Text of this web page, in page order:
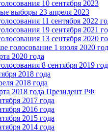
10 сентября 2023
выборы 23 апреля 2023
11 сентября 2022
19 сентября 2021
13 сентября 2020
голосование 1 июля 2020
2020 года
8 сентября 2019
2018 года
2018 года
2018 года Президент РФ
2017 года
2016 года
2015 года
2014 года